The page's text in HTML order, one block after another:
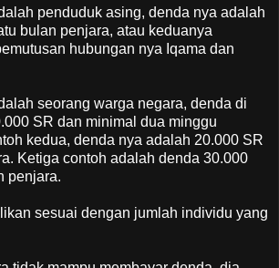
penduduk asing, denda nya adalah
bulan penjara, atau keduanya
hubungan nya Iqama dan
seorang warga negara, denda di
SR dan minimal dua minggu
kedua, denda nya adalah 20.000 SR
Ketiga contoh adalah denda 30.000
penjara.
sesuai dengan jumlah individu yang